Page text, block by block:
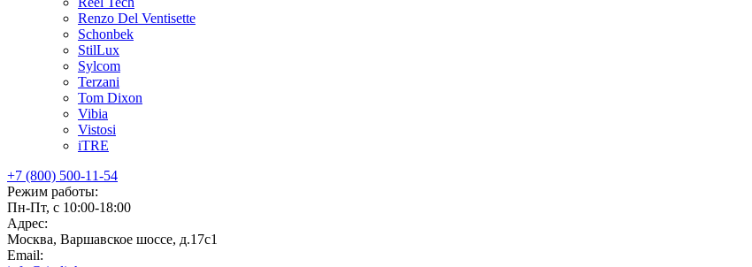
Renzo Del Ventisette
Schonbek
StilLux
Sylcom
Terzani
Tom Dixon
Vibia
Vistosi
iTRE
+7 (800) 500-11-54
Режим работы:
Пн-Пт, с 10:00-18:00
Адрес:
Москва, Варшавское шоссе, д.17c1
Email: